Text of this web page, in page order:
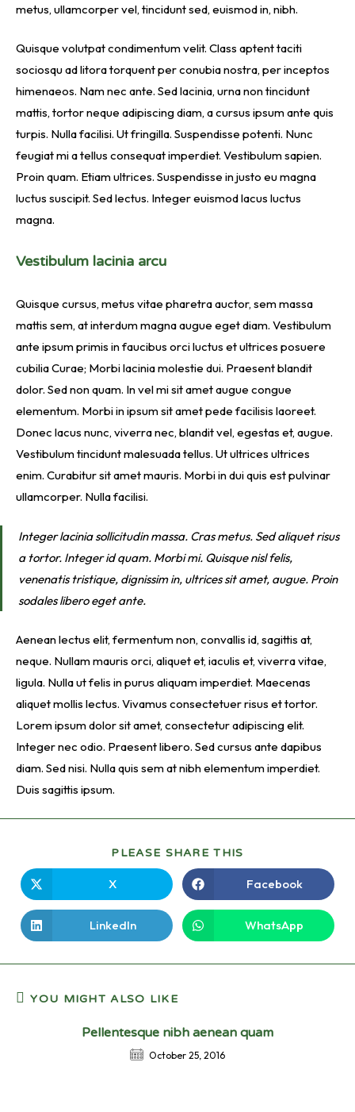
metus, ullamcorper vel, tincidunt sed, euismod in, nibh.
Quisque volutpat condimentum velit. Class aptent taciti
sociosqu ad litora torquent per conubia nostra, per inceptos
himenaeos. Nam nec ante. Sed lacinia, urna non tincidunt
mattis, tortor neque adipiscing diam, a cursus ipsum ante quis
turpis. Nulla facilisi. Ut fringilla. Suspendisse potenti. Nunc
feugiat mi a tellus consequat imperdiet. Vestibulum sapien.
Proin quam. Etiam ultrices. Suspendisse in justo eu magna
luctus suscipit. Sed lectus. Integer euismod lacus luctus
magna.
Vestibulum lacinia arcu
Quisque cursus, metus vitae pharetra auctor, sem massa
mattis sem, at interdum magna augue eget diam. Vestibulum
ante ipsum primis in faucibus orci luctus et ultrices posuere
cubilia Curae; Morbi lacinia molestie dui. Praesent blandit
dolor. Sed non quam. In vel mi sit amet augue congue
elementum. Morbi in ipsum sit amet pede facilisis laoreet.
Donec lacus nunc, viverra nec, blandit vel, egestas et, augue.
Vestibulum tincidunt malesuada tellus. Ut ultrices ultrices
enim. Curabitur sit amet mauris. Morbi in dui quis est pulvinar
ullamcorper. Nulla facilisi.
Integer lacinia sollicitudin massa. Cras metus. Sed aliquet risus
a tortor. Integer id quam. Morbi mi. Quisque nisl felis,
venenatis tristique, dignissim in, ultrices sit amet, augue. Proin
sodales libero eget ante.
Aenean lectus elit, fermentum non, convallis id, sagittis at,
neque. Nullam mauris orci, aliquet et, iaculis et, viverra vitae,
ligula. Nulla ut felis in purus aliquam imperdiet. Maecenas
aliquet mollis lectus. Vivamus consectetuer risus et tortor.
Lorem ipsum dolor sit amet, consectetur adipiscing elit.
Integer nec odio. Praesent libero. Sed cursus ante dapibus
diam. Sed nisi. Nulla quis sem at nibh elementum imperdiet.
Duis sagittis ipsum.
PLEASE SHARE THIS
X Facebook
LinkedIn WhatsApp
YOU MIGHT ALSO LIKE
Pellentesque nibh aenean quam
October 25, 2016